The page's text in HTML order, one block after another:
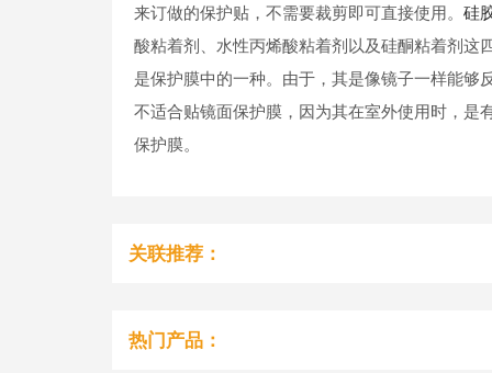
来订做的保护贴，不需要裁剪即可直接使用。 硅
酸粘着剂、水性丙烯酸粘着剂以及硅酮粘着剂
是保护膜中的一种。由于，其是像镜子一样能
不适合贴镜面保护膜，因为其在室外使用时，
保护膜。
关联推荐：
热门产品：